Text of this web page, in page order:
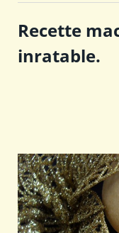
Recette
inratable.